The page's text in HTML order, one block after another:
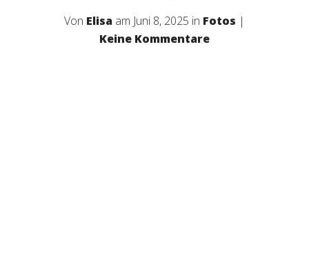
Von Elisa am Juni 8, 2025 in Fotos |
Keine Kommentare